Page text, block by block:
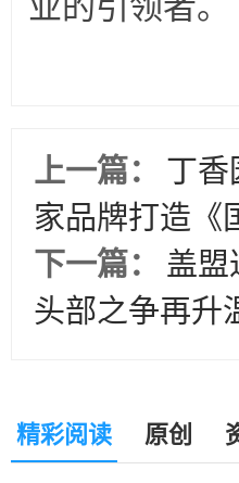
上一篇：
丁香
家品牌打造《
下一篇：
盖盟
头部之争再升
精彩阅读 原创